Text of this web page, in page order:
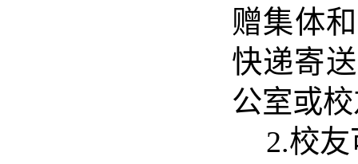
赠集体
快递寄
公室或
2.校